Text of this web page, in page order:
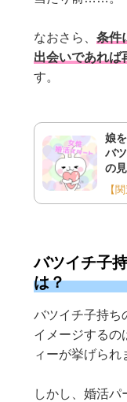
なおさら、条件
出会いであれば
す。
娘
バ
の
【
バツイチ子
は？
バツイチ子持ち
イメージするの
ィーが挙げられ
しかし、婚活パ